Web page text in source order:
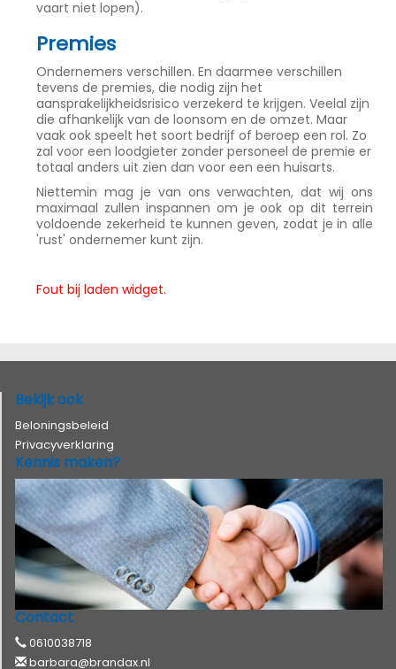
vaart niet lopen).
Premies
Ondernemers verschillen. En daarmee verschillen
tevens de premies, die nodig zijn het
aansprakelijkheidsrisico verzekerd te krijgen. Veelal zijn
die afhankelijk van de loonsom en de omzet. Maar
vaak ook speelt het soort bedrijf of beroep een rol. Zo
zal voor een loodgieter zonder personeel de premie er
totaal anders uit zien dan voor een een huisarts.
Niettemin mag je van ons verwachten, dat wij ons
maximaal zullen inspannen om je ook op dit terrein
voldoende zekerheid te kunnen geven, zodat je in alle
'rust' ondernemer kunt zijn.
Fout bij laden widget.
Bekijk ook
Beloningsbeleid
Privacyverklaring
Kennis maken?
Contact
0610038718
barbara@brandax.nl